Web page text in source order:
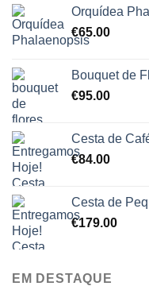
Orquídea
€65.00
Bouquet de
€95.00
Cesta de
€84.00
Cesta de
€179.00
EM DESTAQUE